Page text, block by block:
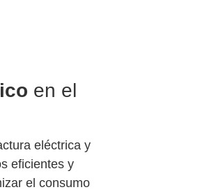
en el
eléctrica y
eficientes y
el consumo